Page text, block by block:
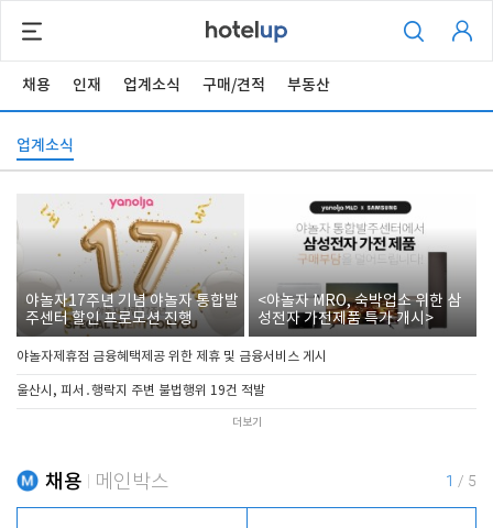
채용 인재 업계소식 구매/견적 부동산
업계소식
야놀자17주년 기념 야놀자 통합발
주센터 할인 프로모션 진행
<야놀자 MRO, 숙박업소 위한 삼
성전자 가전제품 특가 개시>
야놀자제휴점 금융혜택제공 위한 제휴 및 금융서비스 게시
울산시, 피서․행락지 주변 불법행위 19건 적발
더보기
채용 메인박스 1 / 5